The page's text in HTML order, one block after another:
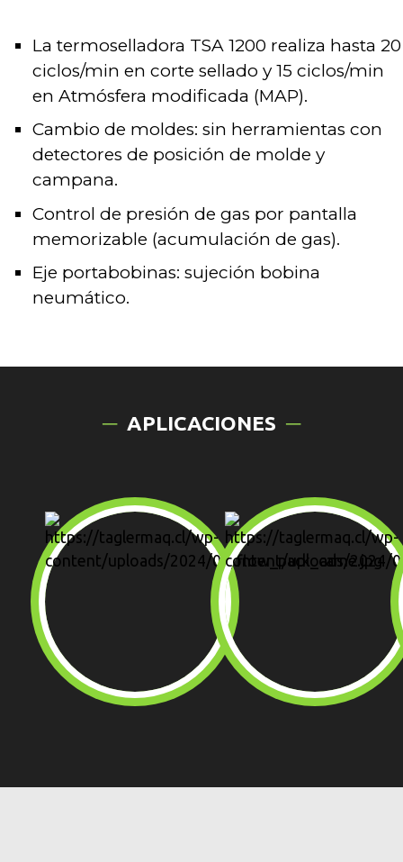
La termoselladora TSA 1200 realiza hasta 20
ciclos/min en corte sellado y 15 ciclos/min
en Atmósfera modificada (MAP).
Cambio de moldes: sin herramientas con
detectores de posición de molde y
campana.
Control de presión de gas por pantalla
memorizable (acumulación de gas).
Eje portabobinas: sujeción bobina
neumático.
APLICACIONES